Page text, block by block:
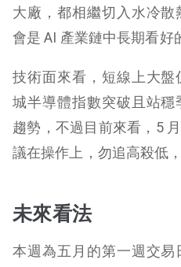
大廠，都相繼切入水冷
會是 AI 產業鏈中長期看好
技術面來看，短線上大
城半導體指數突破且站
趨勢，不過目前來看，5
議在操作上，勿追高殺低
未來看法
本週為五月的第一週交